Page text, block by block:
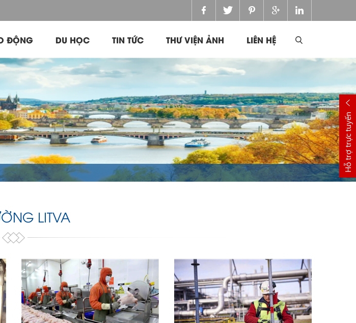
ĐỘNG DU HỌC TIN TỨC THƯ VIỆN ẢNH LIÊN HỆ
LITVA
Hỗ trợ trực tuyến